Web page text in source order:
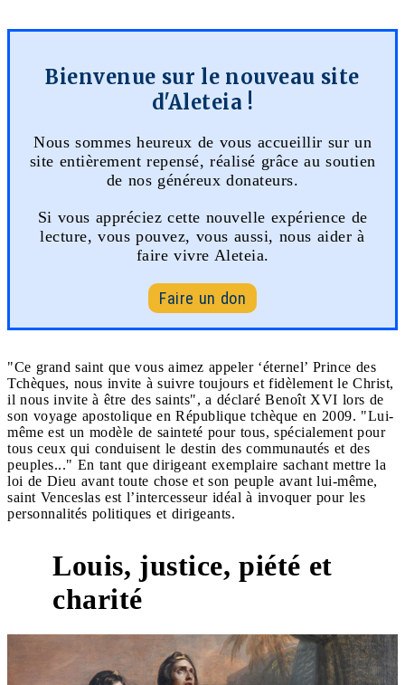
Bienvenue sur le nouveau site
d'Aleteia !
Nous sommes heureux de vous accueillir sur un
site entièrement repensé, réalisé grâce au soutien
de nos généreux donateurs.
Si vous appréciez cette nouvelle expérience de
lecture, vous pouvez, vous aussi, nous aider à
faire vivre Aleteia.
Faire un don
"Ce grand saint que vous aimez appeler ‘éternel’ Prince des
Tchèques, nous invite à suivre toujours et fidèlement le Christ,
il nous invite à être des saints", a déclaré Benoît XVI lors de
son voyage apostolique en République tchèque en 2009. "Lui-
même est un modèle de sainteté pour tous, spécialement pour
tous ceux qui conduisent le destin des communautés et des
peuples..." En tant que dirigeant exemplaire sachant mettre la
loi de Dieu avant toute chose et son peuple avant lui-même,
saint Venceslas est l’intercesseur idéal à invoquer pour les
personnalités politiques et dirigeants.
Louis, justice, piété et
charité